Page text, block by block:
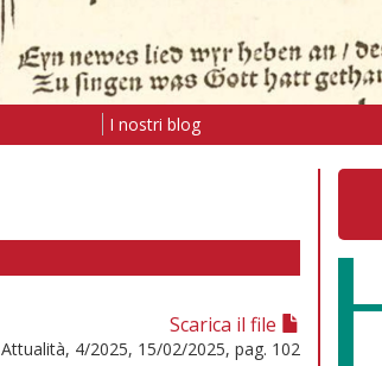
I nostri blog
Scarica il file
Attualità, 4/2025, 15/02/2025, pag. 102